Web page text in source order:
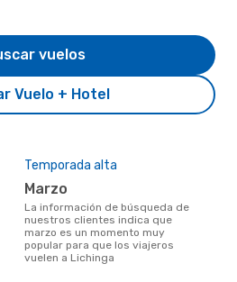
Vuelo + Hotel
vuelos
Temporada alta
marzo
La información de búsqueda de
nuestros clientes indica que
marzo es un momento muy
popular para que los viajeros
vuelen a Lichinga